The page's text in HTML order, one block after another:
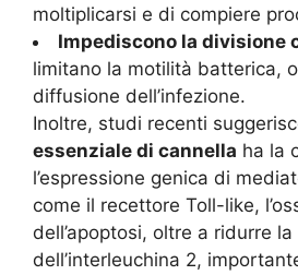
moltiplicarsi e di compiere
Impediscono la divisione
limitano la motilità batterica,
diffusione dell’infezione.
Inoltre, studi recenti
essenziale di cannella ha la
l’espressione genica di
come il recettore Toll-like,
dell’apoptosi, oltre a ridurre
dell’interleuchina 2,